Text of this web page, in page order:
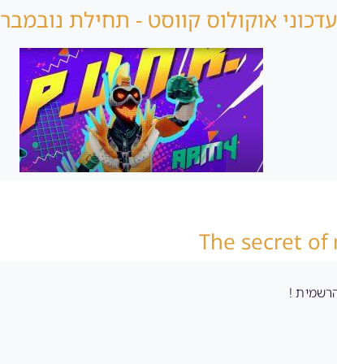
עדכוני אוקולוס קווסט - תחילת נובמבר 2021